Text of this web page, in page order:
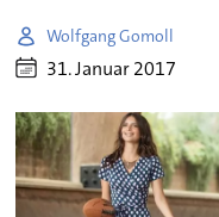
Wolfgang Gomoll
31. Januar 2017